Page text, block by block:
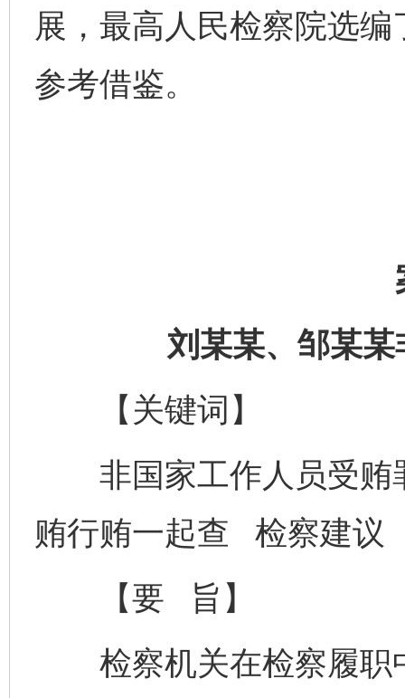
展，最高人民检察院选
参考借鉴。
刘某某、邹某
【关键词】
非国家工作人员受贿
贿行贿一起查 检察建议
【要 旨】
检察机关在检察履职